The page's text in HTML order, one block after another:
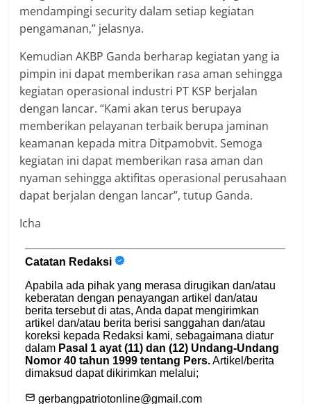
mendampingi security dalam setiap kegiatan
pengamanan,” jelasnya.
Kemudian AKBP Ganda berharap kegiatan yang ia
pimpin ini dapat memberikan rasa aman sehingga
kegiatan operasional industri PT KSP berjalan
dengan lancar. “Kami akan terus berupaya
memberikan pelayanan terbaik berupa jaminan
keamanan kepada mitra Ditpamobvit. Semoga
kegiatan ini dapat memberikan rasa aman dan
nyaman sehingga aktifitas operasional perusahaan
dapat berjalan dengan lancar”, tutup Ganda.
Icha